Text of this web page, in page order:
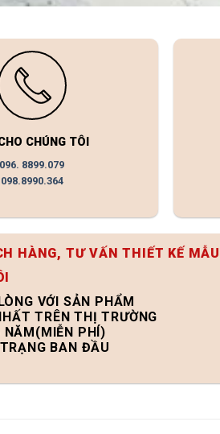
CHÚNG TÔI
096. 8899.079
098.8990.364
HÀNG, TƯ VẤN THIẾT KẾ
VỚI SẢN PHẨM
TRÊN THỊ TRƯỜNG
NĂM(MIỄN PHÍ)
BAN ĐẦU